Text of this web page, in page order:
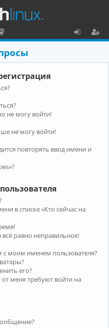
о
и
не могу войти!
не могу войти!
повторять ввод имени и
в списке «Кто сейчас на
равно неправильное!
моим именем пользователя?
его?
меня требуют войти на